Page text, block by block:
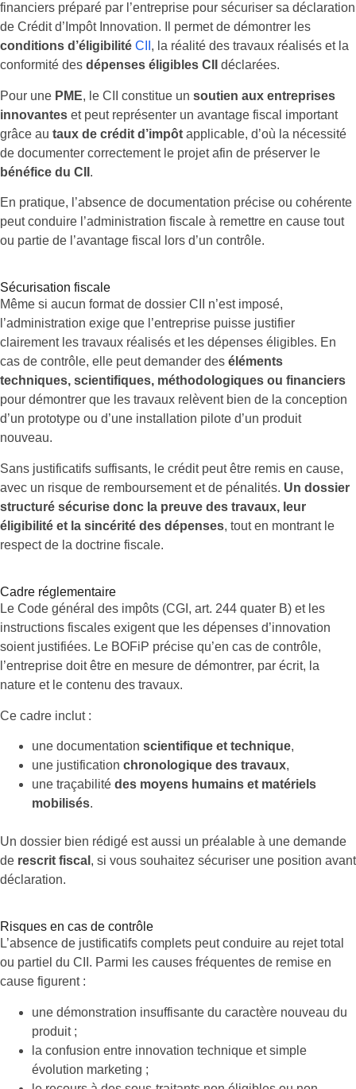
financiers préparé par l’entreprise pour sécuriser sa déclaration
de Crédit d’Impôt Innovation. Il permet de démontrer les
conditions d’éligibilité CII , la réalité des travaux réalisés et la
conformité des dépenses éligibles CII déclarées.
Pour une PME, le CII constitue un soutien aux entreprises
innovantes et peut représenter un avantage fiscal important
grâce au taux de crédit d’impôt applicable, d’où la nécessité
de documenter correctement le projet afin de préserver le
bénéfice du CII .
En pratique, l’absence de documentation précise ou cohérente
peut conduire l’administration fiscale à remettre en cause tout
ou partie de l’avantage fiscal lors d’un contrôle.
Sécurisation fiscale
Même si aucun format de dossier CII n’est imposé,
l’administration exige que l’entreprise puisse justifier
clairement les travaux réalisés et les dépenses éligibles. En
cas de contrôle, elle peut demander des éléments
techniques, scientifiques, méthodologiques ou financiers
pour démontrer que les travaux relèvent bien de la conception
d’un prototype ou d’une installation pilote d’un produit
nouveau.
Sans justificatifs suffisants, le crédit peut être remis en cause,
avec un risque de remboursement et de pénalités. Un dossier
structuré sécurise donc la preuve des travaux, leur
éligibilité et la sincérité des dépenses, tout en montrant le
respect de la doctrine fiscale.
Cadre réglementaire
Le Code général des impôts (CGI, art. 244 quater B) et les
instructions fiscales exigent que les dépenses d’innovation
soient justifiées. Le BOFiP précise qu’en cas de contrôle,
l’entreprise doit être en mesure de démontrer, par écrit, la
nature et le contenu des travaux.
Ce cadre inclut :
une documentation scientifique et technique,
une justification chronologique des travaux,
une traçabilité des moyens humains et matériels
mobilisés.
Un dossier bien rédigé est aussi un préalable à une demande
de rescrit fiscal , si vous souhaitez sécuriser une position avant
déclaration.
Risques en cas de contrôle
L’absence de justificatifs complets peut conduire au rejet total
ou partiel du CII. Parmi les causes fréquentes de remise en
cause figurent :
une démonstration insuffisante du caractère nouveau du
produit ;
la confusion entre innovation technique et simple
évolution marketing ;